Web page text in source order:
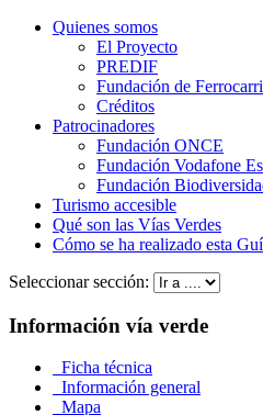
Quienes somos
El Proyecto
PREDIF
Fundación de
Créditos
Patrocinadores
Fundación ONCE
Fundación Vodafone
Fundación
Turismo accesible
Qué son las Vías Verdes
Cómo se ha realizado esta
Seleccionar sección:
Información vía verde
Ficha técnica
Información general
Mapa